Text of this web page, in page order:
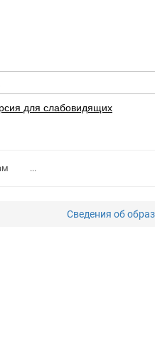
для слабовидящих
...
Сведения об